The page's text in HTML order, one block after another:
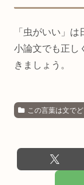
「虫がいい」
小論文でも正し
きましょう。
この言葉は文で